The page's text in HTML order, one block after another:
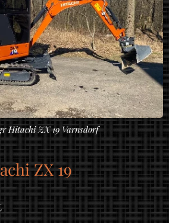
Hitachi ZX 19 Varnsdorf
ZX 19